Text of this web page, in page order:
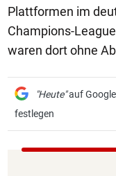
Plattformen im
Champions-
waren dort ohne
"Heute"auf
festlegen